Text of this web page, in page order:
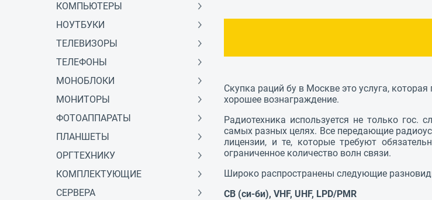
КОМПЬЮТЕРЫ
НОУТБУКИ
ТЕЛЕВИЗОРЫ
ТЕЛЕФОНЫ
МОНОБЛОКИ
МОНИТОРЫ
ФОТОАППАРАТЫ
ПЛАНШЕТЫ
ОРГТЕХНИКУ
КОМПЛЕКТУЮЩИЕ
СЕРВЕРА
Скупка раций бу в Москве это услуга,
хорошее вознаграждение.
Радиотехника используется не только
самых разных целях. Все передающие
лицензии, и те, которые требуют
ограниченное количество волн связи.
Широко распространены следующие
CB (си-би), VHF, UHF, LPD/PMR